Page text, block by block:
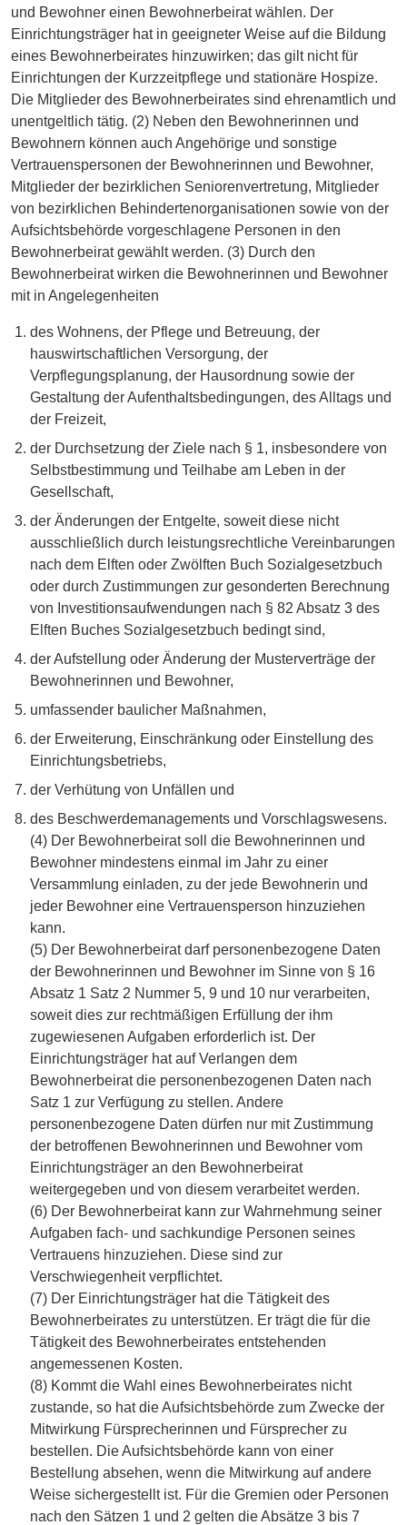
und Bewohner einen Bewohnerbeirat wählen. Der
Einrichtungsträger hat in geeigneter Weise auf die Bildung
eines Bewohnerbeirates hinzuwirken; das gilt nicht für
Einrichtungen der Kurzzeitpflege und stationäre Hospize.
Die Mitglieder des Bewohnerbeirates sind ehrenamtlich und
unentgeltlich tätig. (2) Neben den Bewohnerinnen und
Bewohnern können auch Angehörige und sonstige
Vertrauenspersonen der Bewohnerinnen und Bewohner,
Mitglieder der bezirklichen Seniorenvertretung, Mitglieder
von bezirklichen Behindertenorganisationen sowie von der
Aufsichtsbehörde vorgeschlagene Personen in den
Bewohnerbeirat gewählt werden. (3) Durch den
Bewohnerbeirat wirken die Bewohnerinnen und Bewohner
mit in Angelegenheiten
des Wohnens, der Pflege und Betreuung, der
hauswirtschaftlichen Versorgung, der
Verpflegungsplanung, der Hausordnung sowie der
Gestaltung der Aufenthaltsbedingungen, des Alltags und
der Freizeit,
der Durchsetzung der Ziele nach § 1, insbesondere von
Selbstbestimmung und Teilhabe am Leben in der
Gesellschaft,
der Änderungen der Entgelte, soweit diese nicht
ausschließlich durch leistungsrechtliche Vereinbarungen
nach dem Elften oder Zwölften Buch Sozialgesetzbuch
oder durch Zustimmungen zur gesonderten Berechnung
von Investitionsaufwendungen nach § 82 Absatz 3 des
Elften Buches Sozialgesetzbuch bedingt sind,
der Aufstellung oder Änderung der Musterverträge der
Bewohnerinnen und Bewohner,
umfassender baulicher Maßnahmen,
der Erweiterung, Einschränkung oder Einstellung des
Einrichtungsbetriebs,
der Verhütung von Unfällen und
des Beschwerdemanagements und Vorschlagswesens.
(4) Der Bewohnerbeirat soll die Bewohnerinnen und
Bewohner mindestens einmal im Jahr zu einer
Versammlung einladen, zu der jede Bewohnerin und
jeder Bewohner eine Vertrauensperson hinzuziehen
kann.
(5) Der Bewohnerbeirat darf personenbezogene Daten
der Bewohnerinnen und Bewohner im Sinne von § 16
Absatz 1 Satz 2 Nummer 5, 9 und 10 nur verarbeiten,
soweit dies zur rechtmäßigen Erfüllung der ihm
zugewiesenen Aufgaben erforderlich ist. Der
Einrichtungsträger hat auf Verlangen dem
Bewohnerbeirat die personenbezogenen Daten nach
Satz 1 zur Verfügung zu stellen. Andere
personenbezogene Daten dürfen nur mit Zustimmung
der betroffenen Bewohnerinnen und Bewohner vom
Einrichtungsträger an den Bewohnerbeirat
weitergegeben und von diesem verarbeitet werden.
(6) Der Bewohnerbeirat kann zur Wahrnehmung seiner
Aufgaben fach- und sachkundige Personen seines
Vertrauens hinzuziehen. Diese sind zur
Verschwiegenheit verpflichtet.
(7) Der Einrichtungsträger hat die Tätigkeit des
Bewohnerbeirates zu unterstützen. Er trägt die für die
Tätigkeit des Bewohnerbeirates entstehenden
angemessenen Kosten.
(8) Kommt die Wahl eines Bewohnerbeirates nicht
zustande, so hat die Aufsichtsbehörde zum Zwecke der
Mitwirkung Fürsprecherinnen und Fürsprecher zu
bestellen. Die Aufsichtsbehörde kann von einer
Bestellung absehen, wenn die Mitwirkung auf andere
Weise sichergestellt ist. Für die Gremien oder Personen
nach den Sätzen 1 und 2 gelten die Absätze 3 bis 7